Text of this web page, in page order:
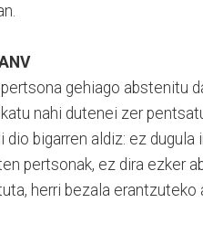
gehiago abstenitu
nahi dutenei zer
dio bigarren aldiz: ez
pertsonak, ez dira ezker
herri bezala